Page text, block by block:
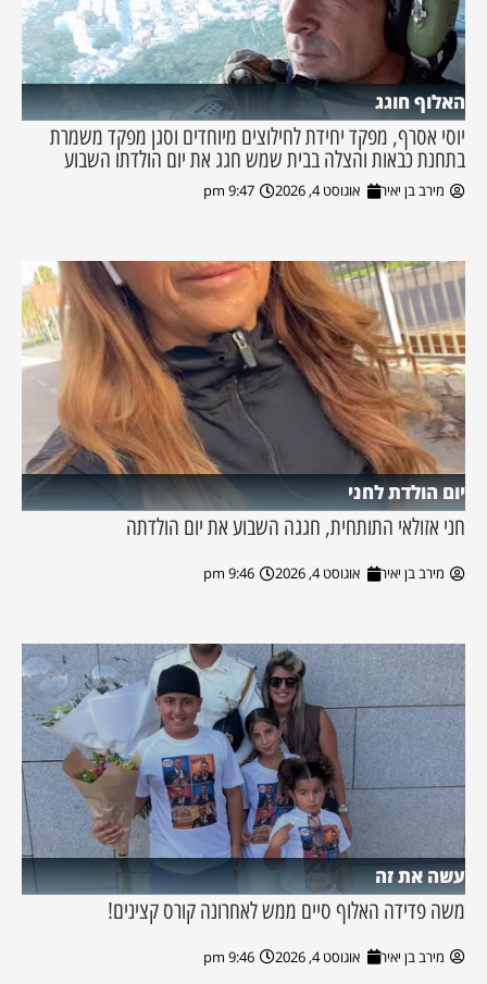
האלוף חוגג
יוסי אסרף, מפקד יחידת לחילוצים מיוחדים וסגן מפקד משמרת
בתחנת כבאות והצלה בבית שמש חגג את יום הולדתו השבוע
מירב בן יאיר אוגוסט 4, 2026 9:47 pm
יום הולדת לחני
חני אזולאי התותחית, חגגה השבוע את יום הולדתה
מירב בן יאיר אוגוסט 4, 2026 9:46 pm
עשה את זה
משה פדידה האלוף סיים ממש לאחרונה קורס קצינים!
מירב בן יאיר אוגוסט 4, 2026 9:46 pm